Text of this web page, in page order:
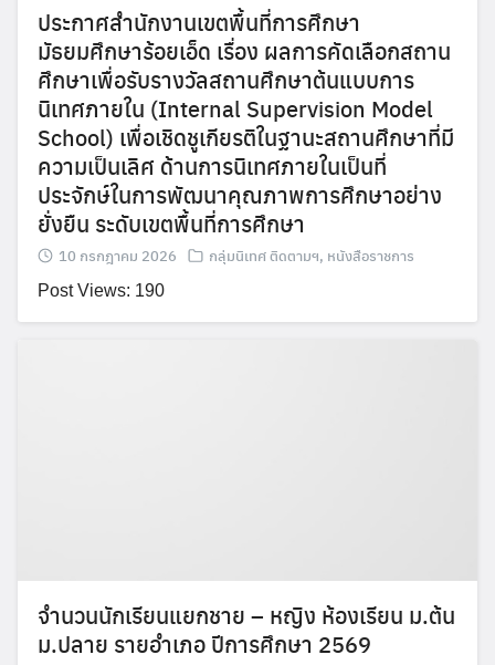
ประกาศสำนักงานเขตพื้นที่การศึกษา
มัธยมศึกษาร้อยเอ็ด เรื่อง ผลการคัดเลือกสถาน
ศึกษาเพื่อรับรางวัลสถานศึกษาต้นแบบการ
นิเทศภายใน (Internal Supervision Model
School) เพื่อเชิดชูเกียรติในฐานะสถานศึกษาที่มี
ความเป็นเลิศ ด้านการนิเทศภายในเป็นที่
ประจักษ์ในการพัฒนาคุณภาพการศึกษาอย่าง
ยั่งยืน ระดับเขตพื้นที่การศึกษา
10 กรกฎาคม 2026 กลุ่มนิเทศ ติดตามฯ, หนังสือราชการ
Post Views: 190
จํานวนนักเรียนแยกชาย – หญิง ห้องเรียน ม.ต้น
ม.ปลาย รายอําเภอ ปีการศึกษา 2569